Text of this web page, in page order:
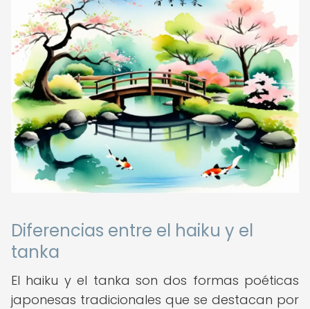
Diferencias entre el haiku y el
tanka
El haiku y el tanka son dos formas poéticas
japonesas tradicionales que se destacan por